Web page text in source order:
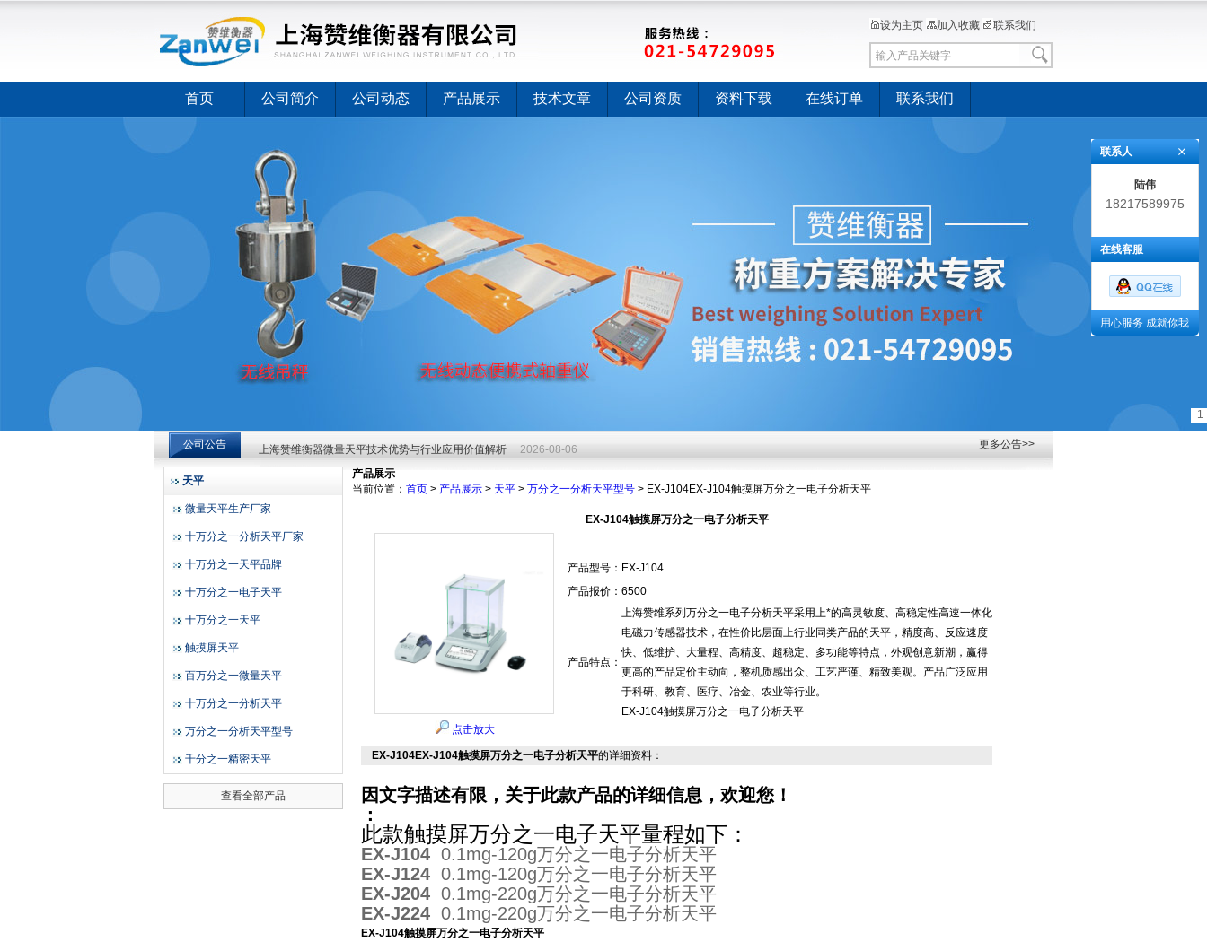
上海赞维衡器有限公司
设为主页 加入收藏 联系我们
首页 公司简介 公司动态 产品展示 技术文章 公司资质 资料下载 在线订单 联系我们
1
公司公告 上海赞维衡器微量天平技术优势与行业应用价值解析 2026-08-06
上海赞维衡器微量天平技术优势与行业应用价值解析
更多公告>>
天平
微量天平生产厂家
十万分之一分析天平厂家
十万分之一天平品牌
十万分之一电子天平
十万分之一天平
触摸屏天平
百万分之一微量天平
十万分之一分析天平
万分之一分析天平型号
千分之一精密天平
查看全部产品
产品展示
当前位置： 首页 > 产品展示 > 天平 > 万分之一分析天平型号 > EX-J104EX-J104触摸屏万分之一电子分析天平
EX-J104触摸屏万分之一电子分析天平
点击放大
产品型号： EX-J104
产品报价： 6500
产品特点：
上海赞维系列万分之一电子分析天平采用上*的高灵敏度、高稳定性高速一体化
电磁力传感器技术，在性价比层面上行业同类产品的天平，精度高、反应速度
快、低维护、大量程、高精度、超稳定、多功能等特点，外观创意新潮，赢得
更高的产品定价主动向，整机质感出众、工艺严谨、精致美观。产品广泛应用
于科研、教育、医疗、冶金、农业等行业。
EX-J104触摸屏万分之一电子分析天平
EX-J104EX-J104触摸屏万分之一电子分析天平的详细资料：
因文字描述有限，关于此款产品的详细信息，欢迎您！
：
此款触摸屏万分之一电子天平量程如下：
EX-J104 0.1mg-120g万分之一电子分析天平
EX-J124 0.1mg-120g万分之一电子分析天平
EX-J204 0.1mg-220g万分之一电子分析天平
EX-J224 0.1mg-220g万分之一电子分析天平
EX-J104触摸屏万分之一电子分析天平
联系人
陆伟
18217589975
在线客服
用心服务 成就你我